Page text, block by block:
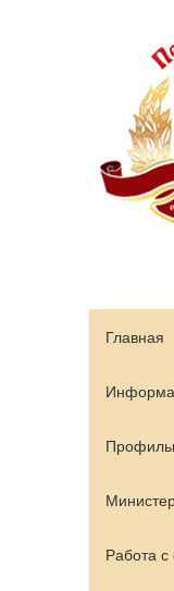
Главная
Работа